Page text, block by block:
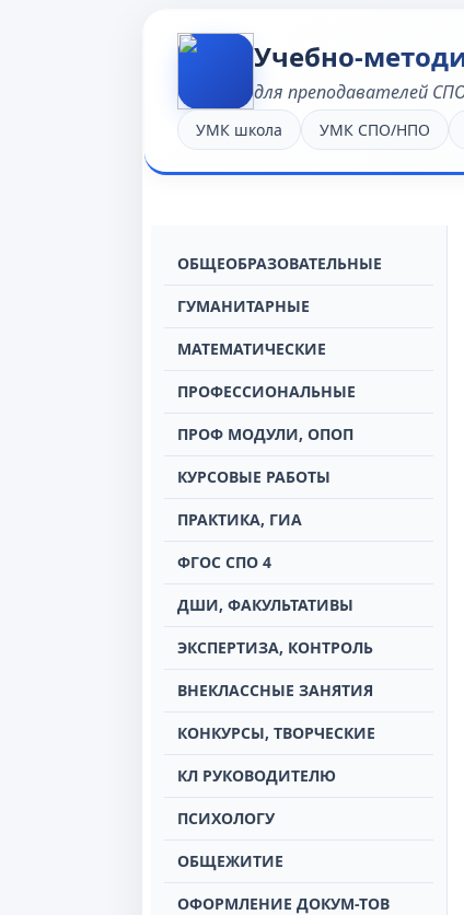
Учебно-
для преподавателей
УМК школа УМК СПО/НПО
OБЩЕОБРАЗОВАТЕЛЬНЫЕ
ГУМАНИТАРНЫЕ
МАТЕМАТИЧЕСКИЕ
ПРОФЕССИОНАЛЬНЫЕ
ПРОФ МОДУЛИ, ОПОП
КУРСОВЫЕ РАБОТЫ
ПРАКТИКА, ГИА
ФГОС СПО 4
ДШИ, ФАКУЛЬТАТИВЫ
ЭКСПЕРТИЗА, КОНТРОЛЬ
ВНЕКЛАССНЫЕ ЗАНЯТИЯ
КОНКУРСЫ, ТВОРЧЕСКИЕ
КЛ РУКОВОДИТЕЛЮ
ПСИХОЛОГУ
ОБЩЕЖИТИЕ
ОФОРМЛЕНИЕ ДОКУМ-ТОВ